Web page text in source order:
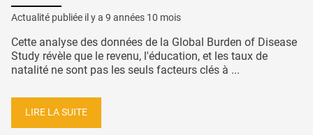
Actualité publiée il y a 9 années 10 mois
Cette analyse des données de la Global Burden of Disease
Study révèle que le revenu, l'éducation, et les taux de
natalité ne sont pas les seuls facteurs clés à ...
LIRE LA SUITE